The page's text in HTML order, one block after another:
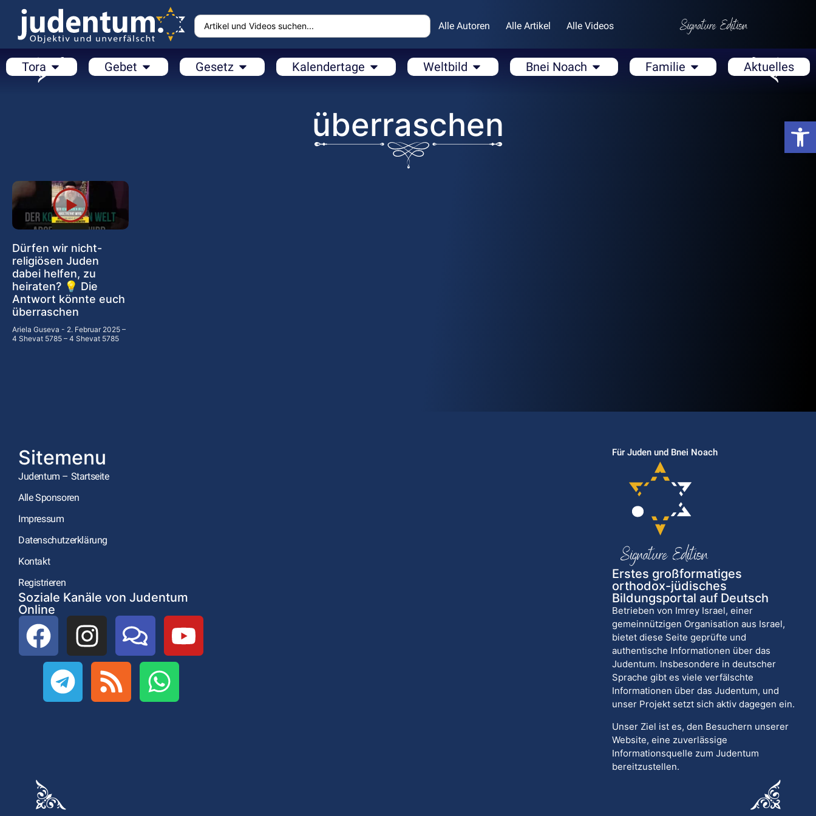
Alle Autoren Alle Artikel Alle Videos
Tora Gebet Gesetz Kalendertage Weltbild Bnei Noach Familie Aktuelles
überraschen
Dürfen wir nicht-
religiösen Juden
dabei helfen, zu
heiraten? 💡 Die
Antwort könnte euch
überraschen
Ariela Guseva
2. Februar 2025 –
4 Shevat 5785 – 4 Shevat 5785
Sitemenu
Judentum – Startseite
Alle Sponsoren
Impressum
Datenschutzerklärung
Kontakt
Registrieren
Soziale Kanäle von Judentum
Online
Für Juden und Bnei Noach
Erstes großformatiges
orthodox-jüdisches
Bildungsportal auf Deutsch
Betrieben von Imrey Israel, einer
gemeinnützigen Organisation aus Israel,
bietet diese Seite geprüfte und
authentische Informationen über das
Judentum. Insbesondere in deutscher
Sprache gibt es viele verfälschte
Informationen über das Judentum, und
unser Projekt setzt sich aktiv dagegen ein.
Unser Ziel ist es, den Besuchern unserer
Website, eine zuverlässige
Informationsquelle zum Judentum
bereitzustellen.